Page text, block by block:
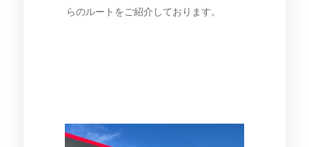
らのルートをご紹介しております。